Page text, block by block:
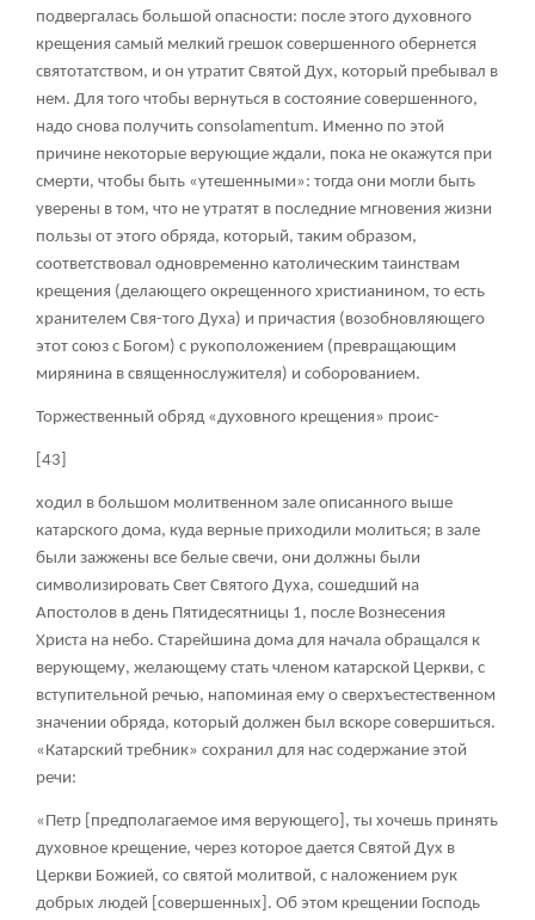
подвергалась большой опасности: после этого духовного
крещения самый мелкий грешок совершенного обернется
святотатством, и он утратит Святой Дух, который пребывал в
нем. Для того чтобы вернуться в состояние совершенного,
надо снова получить consolamentum. Именно по этой
причине некоторые верующие ждали, пока не окажутся при
смерти, чтобы быть «утешенными»: тогда они могли быть
уверены в том, что не утратят в последние мгновения жизни
пользы от этого обряда, который, таким образом,
соответствовал одновременно католическим таинствам
крещения (делающего окрещенного христианином, то есть
хранителем Свя-того Духа) и причастия (возобновляющего
этот союз с Богом) с рукоположением (превращающим
мирянина в священнослужителя) и соборованием.
Торжественный обряд «духовного крещения» проис-
[43]
ходил в большом молитвенном зале описанного выше
катарского дома, куда верные приходили молиться; в зале
были зажжены все белые свечи, они должны были
символизировать Свет Святого Духа, сошедший на
Апостолов в день Пятидесятницы 1, после Вознесения
Христа на небо. Старейшина дома для начала обращался к
верующему, желающему стать членом катарской Церкви, с
вступительной речью, напоминая ему о сверхъестественном
значении обряда, который должен был вскоре совершиться.
«Катарский требник» сохранил для нас содержание этой
речи:
«Петр [предполагаемое имя верующего], ты хочешь принять
духовное крещение, через которое дается Святой Дух в
Церкви Божией, со святой молитвой, с наложением рук
добрых людей [совершенных]. Об этом крещении Господь